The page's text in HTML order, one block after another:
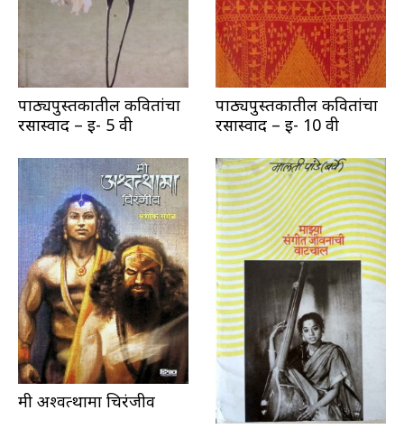
पाठ्यपुस्तकातील कवितांचा
रसास्वाद – इ- 5 वी
पाठ्यपुस्तकातील कवितांचा
रसास्वाद – इ- 10 वी
मी अश्वत्थामा चिरंजीव